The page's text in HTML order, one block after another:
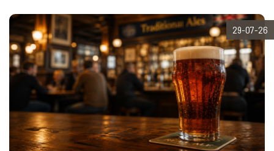
29-07-26